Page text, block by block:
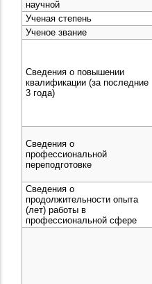
научной
Ученая степень
Ученое звание
Сведения о повышении
квалификации (за последние
3 года)
Сведения о
профессиональной
переподготовке
Сведения о
продолжительности опыта
(лет) работы в
профессиональной сфере